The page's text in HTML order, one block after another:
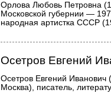
Орлова Любовь Петровна
Московской губернии —
народная артистка СССР
Осетров Евгений
Осетров Евгений
Москва), писатель,